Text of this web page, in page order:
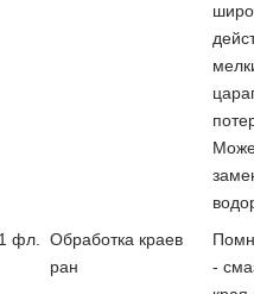
1 фл. Обработка краев
ран
-